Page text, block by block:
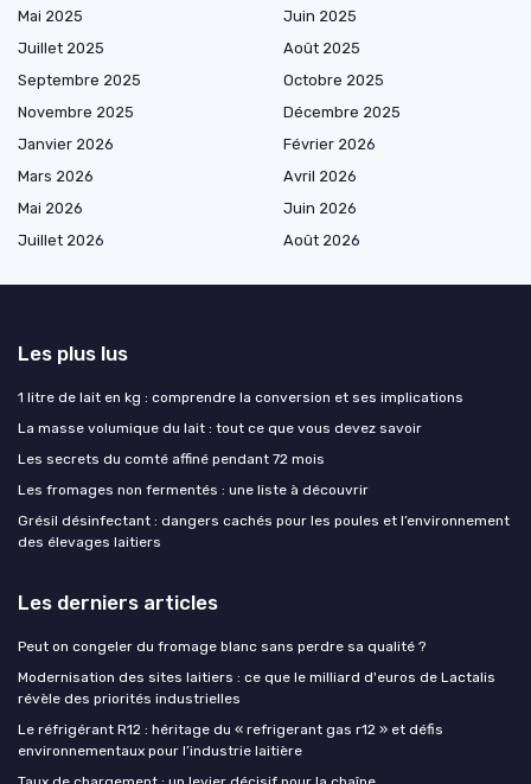
Mai 2025
Juin 2025
Juillet 2025
Août 2025
Septembre 2025
Octobre 2025
Novembre 2025
Décembre 2025
Janvier 2026
Février 2026
Mars 2026
Avril 2026
Mai 2026
Juin 2026
Juillet 2026
Août 2026
Les plus lus
1 litre de lait en kg : comprendre la conversion et ses implications
La masse volumique du lait : tout ce que vous devez savoir
Les secrets du comté affiné pendant 72 mois
Les fromages non fermentés : une liste à découvrir
Grésil désinfectant : dangers cachés pour les poules et l’environnement
des élevages laitiers
Les derniers articles
Peut on congeler du fromage blanc sans perdre sa qualité ?
Modernisation des sites laitiers : ce que le milliard d'euros de Lactalis
révèle des priorités industrielles
Le réfrigérant R12 : héritage du « refrigerant gas r12 » et défis
environnementaux pour l’industrie laitière